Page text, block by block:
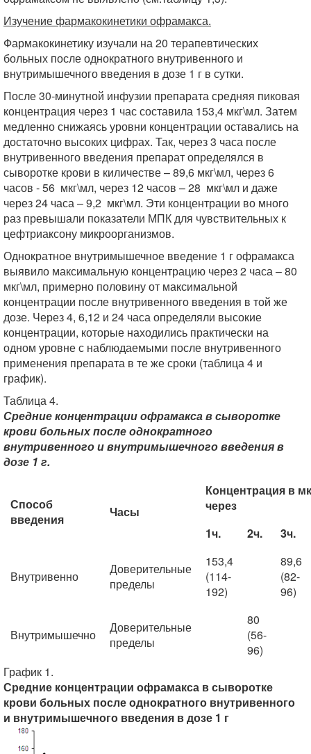
Изучение фармакокинетики офрамакса.
Фармакокинетику изучали на 20 терапевтических
больных после однократного внутривенного и
внутримышечного введения в дозе 1 г в сутки.
После 30-минутной инфузии препарата средняя пиковая
концентрация через 1 час составила 153,4 мкг\мл. Затем
медленно снижаясь уровни концентрации оставались на
достаточно высоких цифрах. Так, через 3 часа после
внутривенного введения препарат определялся в
сыворотке крови в киличестве – 89,6 мкг\мл, через 6
часов - 56 мкг\мл, через 12 часов – 28 мкг\мл и даже
через 24 часа – 9,2 мкг\мл. Эти концентрации во много
раз превышали показатели МПК для чувствительных к
цефтриаксону микроорганизмов.
Однократное внутримышечное введение 1 г офрамакса
выявило максимальную концентрацию через 2 часа – 80
мкг\мл, примерно половину от максимальной
концентрации после внутривенного введения в той же
дозе. Через 4, 6,12 и 24 часа определяли высокие
концентрации, которые находились практически на
одном уровне с наблюдаемыми после внутривенного
применения препарата в те же сроки (таблица 4 и
график).
Таблица 4.
Средние концентрации офрамакса в сыворотке
крови больных после однократного
внутривенного и внутримышечного введения в
дозе 1 г.
Способ
введения
Часы
Концентрация в
через
1ч.
2ч. 3ч.
Внутривенно
Доверительные
пределы
153,4
(114-
192)
89,6
(82-
96)
Внутримышечно
Доверительные
пределы
80
(56-
96)
График 1.
Средние концентрации офрамакса в сыворотке
крови больных после однократного внутривенного
и внутримышечного введения в дозе 1 г